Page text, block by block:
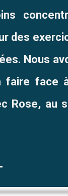
des
Nous
faire face
Rose, au